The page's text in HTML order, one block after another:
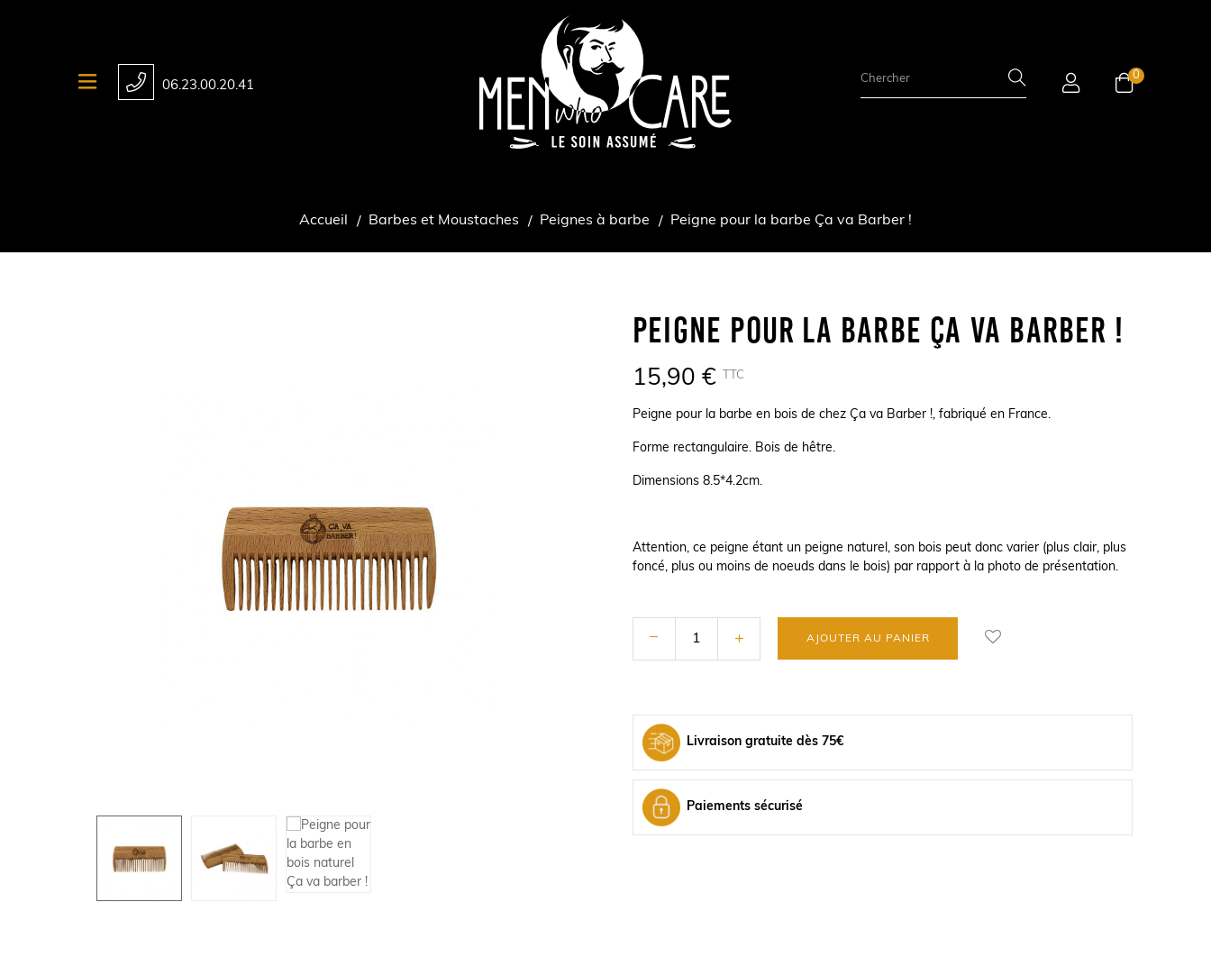
06.23.00.20.41
0
Accueil Barbes et Moustaches Peignes à barbe Peigne pour la barbe Ça va Barber !
Peigne Pour La Barbe Ça Va Barber !
15,90 € TTC
Peigne pour la barbe en bois de chez Ça va Barber !, fabriqué en France.
Forme rectangulaire. Bois de hêtre.
Dimensions 8.5*4.2cm.
Attention, ce peigne étant un peigne naturel, son bois peut donc varier (plus clair, plus
foncé, plus ou moins de noeuds dans le bois) par rapport à la photo de présentation.
AJOUTER AU PANIER
Livraison gratuite dès 75€
Paiements sécurisé